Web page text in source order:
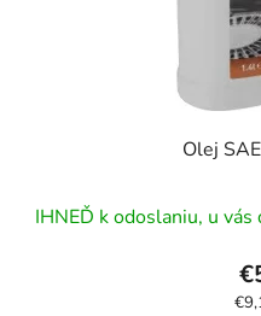
Olej
IHNEĎ k odoslaniu, u